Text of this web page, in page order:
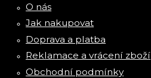
O nás
Jak nakupovat
Doprava a platba
Reklamace a vrácení zboží
Obchodní podmínky